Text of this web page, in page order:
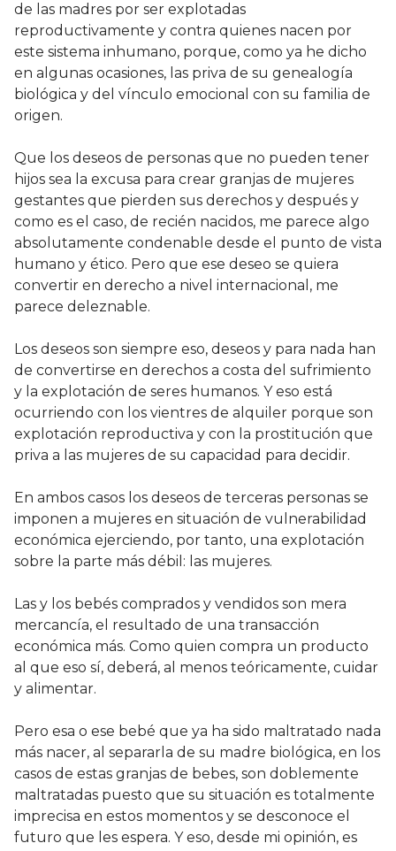
de las madres por ser explotadas
reproductivamente y contra quienes nacen por
este sistema inhumano, porque, como ya he dicho
en algunas ocasiones, las priva de su genealogía
biológica y del vínculo emocional con su familia de
origen.
Que los deseos de personas que no pueden tener
hijos sea la excusa para crear granjas de mujeres
gestantes que pierden sus derechos y después y
como es el caso, de recién nacidos, me parece algo
absolutamente condenable desde el punto de vista
humano y ético. Pero que ese deseo se quiera
convertir en derecho a nivel internacional, me
parece deleznable.
Los deseos son siempre eso, deseos y para nada han
de convertirse en derechos a costa del sufrimiento
y la explotación de seres humanos. Y eso está
ocurriendo con los vientres de alquiler porque son
explotación reproductiva y con la prostitución que
priva a las mujeres de su capacidad para decidir.
En ambos casos los deseos de terceras personas se
imponen a mujeres en situación de vulnerabilidad
económica ejerciendo, por tanto, una explotación
sobre la parte más débil: las mujeres.
Las y los bebés comprados y vendidos son mera
mercancía, el resultado de una transacción
económica más. Como quien compra un producto
al que eso sí, deberá, al menos teóricamente, cuidar
y alimentar.
Pero esa o ese bebé que ya ha sido maltratado nada
más nacer, al separarla de su madre biológica, en los
casos de estas granjas de bebes, son doblemente
maltratadas puesto que su situación es totalmente
imprecisa en estos momentos y se desconoce el
futuro que les espera. Y eso, desde mi opinión, es